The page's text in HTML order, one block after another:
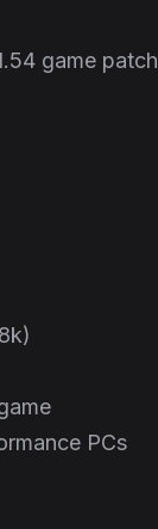
game patch
PCs